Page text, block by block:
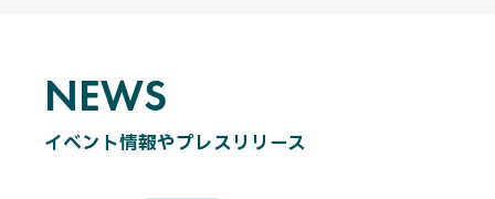
NEWS
NEWS
イベント情報やプレスリリース